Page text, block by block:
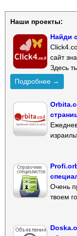
Наши проекты:
Найди
сайт
Здесь
Подробнее →
Очень
твоем